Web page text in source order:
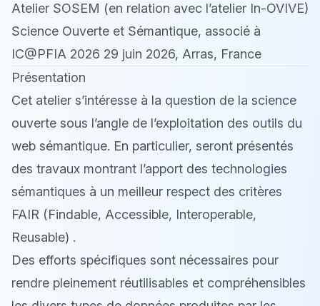
Atelier SOSEM (en relation avec l’atelier In-OVIVE)
Science Ouverte et Sémantique, associé à
IC@PFIA 2026 29 juin 2026, Arras, France
Présentation
Cet atelier s’intéresse à la question de la science
ouverte sous l’angle de l’exploitation des outils du
web sémantique. En particulier, seront présentés
des travaux montrant l’apport des technologies
sémantiques à un meilleur respect des critères
FAIR (Findable, Accessible, Interoperable,
Reusable) .
Des efforts spécifiques sont nécessaires pour
rendre pleinement réutilisables et compréhensibles